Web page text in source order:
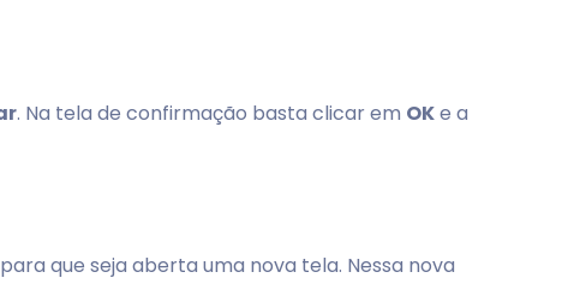
. Na tela de confirmação basta clicar em OKe a
para que seja aberta uma nova tela. Nessa nova